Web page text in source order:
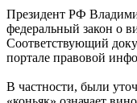
Президент РФ
федеральный закон о
Соответствующий
портале правовой
В частности, были